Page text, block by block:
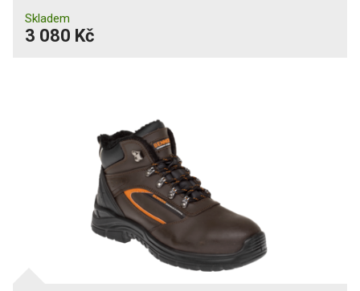
Skladem
3 080 Kč